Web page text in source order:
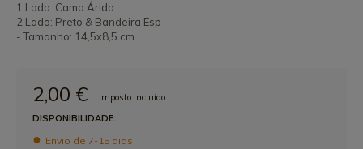
1 Lado: Camo Árido
2 Lado: Preto & Bandeira Esp
- Tamanho: 14,5x8,5 cm
2,00 €
Imposto incluído
DISPONIBILIDADE:
Envio de 7-15 dias